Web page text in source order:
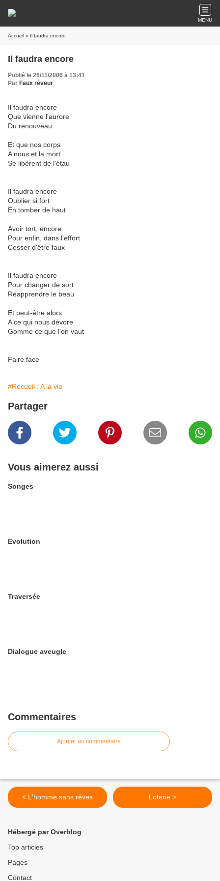
MENU
Accueil » Il faudra encore
Il faudra encore
Publié le 26/11/2006 à 13:41
Par Faux rêveur
Il faudra encore
Que vienne l'aurore
Du renouveau
Et que nos corps
A nous et la mort
Se libèrent de l'étau
Il faudra encore
Oublier si fort
En tomber de haut
Avoir tort, encore
Pour enfin, dans l'effort
Cesser d'être faux
Il faudra encore
Pour changer de sort
Réapprendre le beau
Et peut-être alors
A ce qui nous dévore
Gomme ce que l'on vaut
Faire face
#Recueil : A la vie
Partager
Vous aimerez aussi
Songes
Evolution
Traversée
Dialogue aveugle
Commentaires
Ajouter un commentaire
< L'homme sans rêves Loterie >
Hébergé par Overblog
Top articles
Pages
Contact